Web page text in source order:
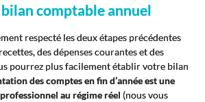
comptable annuel
respecté les deux étapes précédentes
des dépenses courantes et des
pourrez plus facilement établir votre bilan
des comptes en fin d’année est une
au régime réel (nous vous